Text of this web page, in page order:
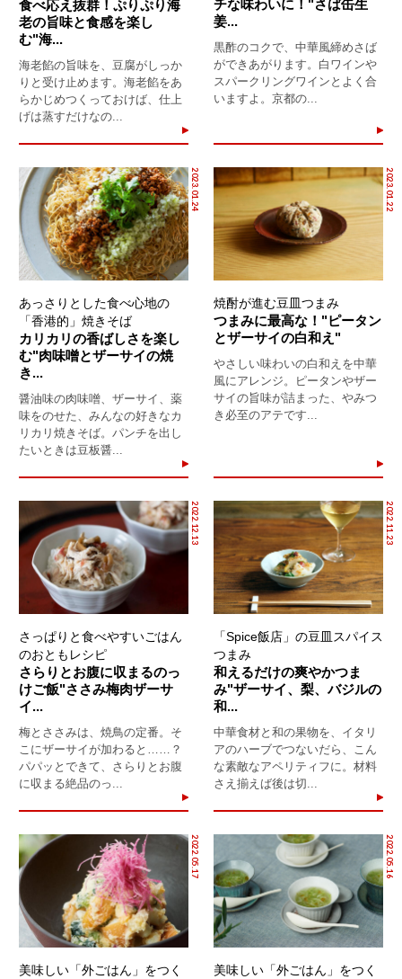
食べ応え抜群！ぷりぷり海
老の旨味と食感を楽し
む"海...
海老餡の旨味を、豆腐がしっか
りと受け止めます。海老餡をあ
らかじめつくっておけば、仕上
げは蒸すだけなの...
チな味わいに！"さば缶生
姜...
黒酢のコクで、中華風締めさば
ができあがります。白ワインや
スパークリングワインとよく合
いますよ。京都の...
2023.01.24
あっさりとした食べ心地の
「香港的」焼きそば
カリカリの香ばしさを楽し
む"肉味噌とザーサイの焼
き...
醤油味の肉味噌、ザーサイ、薬
味をのせた、みんなの好きなカ
リカリ焼きそば。パンチを出し
たいときは豆板醤...
2023.01.22
焼酎が進む豆皿つまみ
つまみに最高な！"ピータン
とザーサイの白和え"
やさしい味わいの白和えを中華
風にアレンジ。ピータンやザー
サイの旨味が詰まった、やみつ
き必至のアテです...
2022.12.13
さっぱりと食べやすいごはん
のおともレシピ
さらりとお腹に収まるのっ
けご飯"ささみ梅肉ザーサ
イ...
梅とささみは、焼鳥の定番。そ
こにザーサイが加わると……？
パパッとできて、さらりとお腹
に収まる絶品のっ...
2022.11.23
「Spice飯店」の豆皿スパイス
つまみ
和えるだけの爽やかつま
み"ザーサイ、梨、バジルの
和...
中華食材と和の果物を、イタリ
アのハーブでつないだら、こん
な素敵なアペリティフに。材料
さえ揃えば後は切...
2022.05.17
美味しい「外ごはん」をつく
2022.05.16
美味しい「外ごはん」をつく